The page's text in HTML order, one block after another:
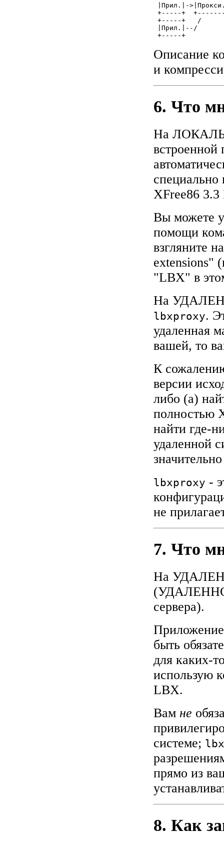
|Прил.|-
+-----+
+-----+   /
|Прил.|--/
+-----+
Описание
и
6. Что
На
специально
XFree86
Вы можете
помощи
взгляните
extensions"
"LBX" в
На
lbxproxy.
удаленная
вашей, то
К
версии
либо (а)
полностью
найти где-
удаленной
lbxproxy -
не
7. Что
На
сервера).
быть
для каких-
использую
LBX.
Вам не
системе;
прямо из
8. Как